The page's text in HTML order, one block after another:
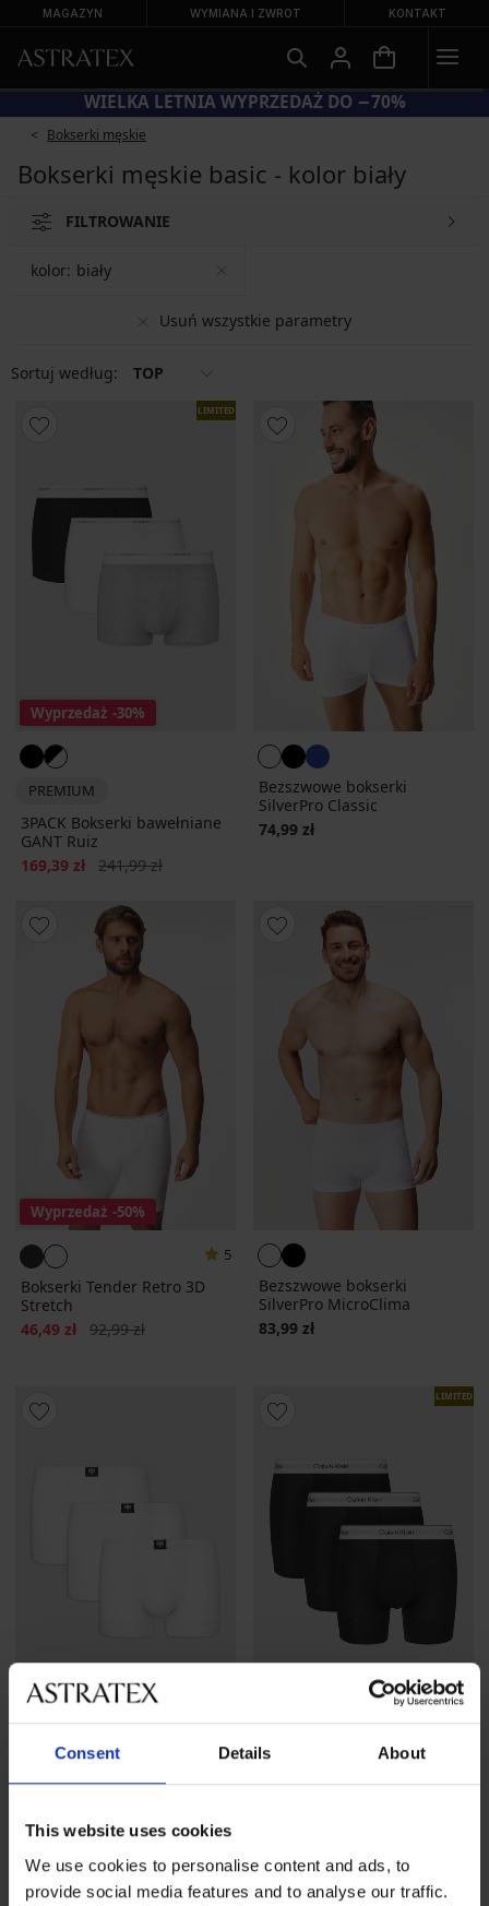
Consent Details About
This website uses cookies
We use cookies to personalise content and ads, to
provide social media features and to analyse our traffic.
MAGAZYN WYMIANA I ZWROT KONTAKT
KOD BRA20 = BIUSTONOSZE −20%
Bokserki męskie
Bokserki męskie basic - kolor biały
FILTROWANIE
Usuń wszystkie parametry
kolor: biały
Sortuj według: TOP
LIMITED
Wyprzedaż -30%
PREMIUM
3PACK Bokserki bawełniane
GANT Ruiz
Zniżka
169,39 zł Pierwotna cena
241,99 zł
Bezszwowe bokserki
SilverPro Classic
74,99 zł
Wyprzedaż -50%
5
Bokserki Tender Retro 3D
Stretch
Zniżka
46,49 zł Pierwotna cena
92,99 zł
Bezszwowe bokserki
SilverPro MicroClima
83,99 zł
LIMITED